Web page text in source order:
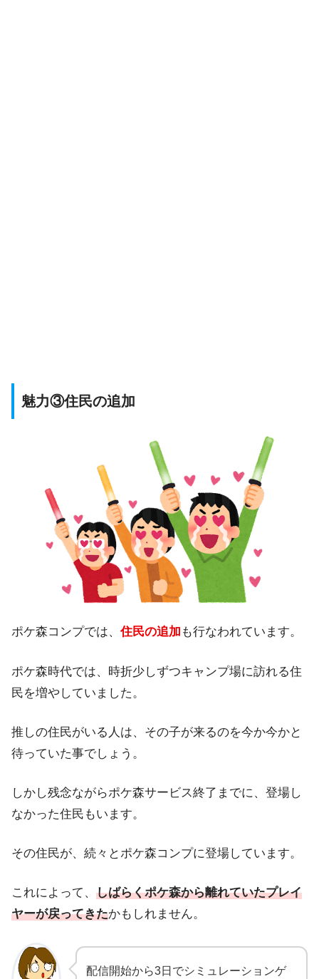
魅力③住民の追加
ポケ森コンプでは、住民の追加 も行なわれています。
ポケ森時代では、時折少しずつキャンプ場に訪れる住
民を増やしていました。
推しの住民がいる人は、その子が来るのを今か今かと
待っていた事でしょう。
しかし残念ながらポケ森サービス終了までに、登場し
なかった住民もいます。
その住民が、続々とポケ森コンプに登場しています。
これによって、 しばらくポケ森から離れていたプレイ
ヤーが戻ってきたかもしれません。
配信開始から3日でシミュレーションゲ